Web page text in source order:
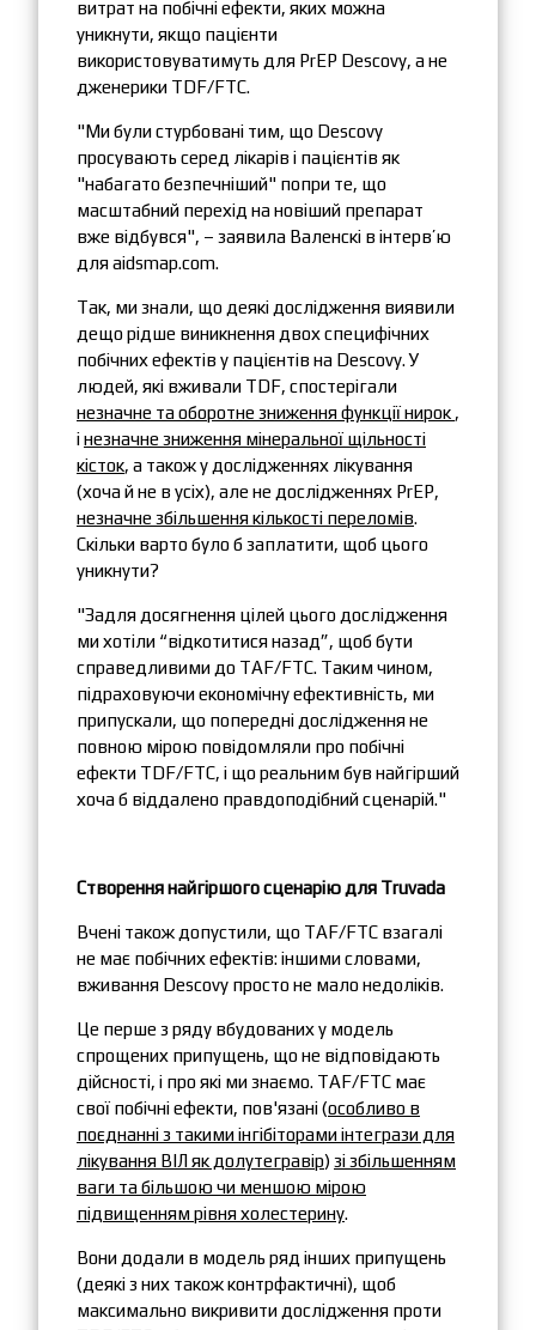
витрат на побічні ефекти, яких можна
уникнути, якщо пацієнти
використовуватимуть для PrEP Descovy, а не
дженерики TDF/FTC.
"Ми були стурбовані тим, що Descovy
просувають серед лікарів і пацієнтів як
"набагато безпечніший" попри те, що
масштабний перехід на новіший препарат
вже відбувся", – заявила Валенскі в інтерв’ю
для aidsmap.com.
Так, ми знали, що деякі дослідження виявили
дещо рідше виникнення двох специфічних
побічних ефектів у пацієнтів на Descovy. У
людей, які вживали TDF, спостерігали
незначне та оборотне зниження функції нирок ,
інезначне зниження мінеральної щільності
кісток, а також у дослідженнях лікування
(хоча й не в усіх), але не дослідженнях PrEP,
незначне збільшення кількості переломів.
Скільки варто було б заплатити, щоб цього
уникнути?
"Задля досягнення цілей цього дослідження
ми хотіли “відкотитися назад”, щоб бути
справедливими до TAF/FTC. Таким чином,
підраховуючи економічну ефективність, ми
припускали, що попередні дослідження не
повною мірою повідомляли про побічні
ефекти TDF/FTC, і що реальним був найгірший
хоча б віддалено правдоподібний сценарій."
Створення найгіршого сценарію для Truvada
Вчені також допустили, що TAF/FTC взагалі
не має побічних ефектів: іншими словами,
вживання Descovy просто не мало недоліків.
Це перше з ряду вбудованих у модель
спрощених припущень, що не відповідають
дійсності, і про які ми знаємо. TAF/FTC має
свої побічні ефекти, пов'язані (особливо в
поєднанні з такими інгібіторами інтегрази для
лікування ВІЛ як долутегравір) зі збільшенням
ваги та більшою чи меншою мірою
підвищенням рівня холестерину.
Вони додали в модель ряд інших припущень
(деякі з них також контрфактичні), щоб
максимально викривити дослідження проти